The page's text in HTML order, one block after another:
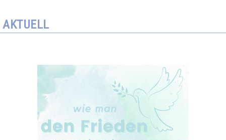
AKTUELL